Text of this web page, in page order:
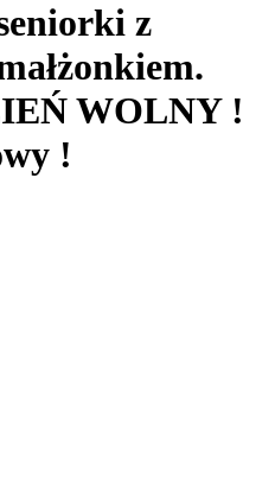
z
WOLNY !
!